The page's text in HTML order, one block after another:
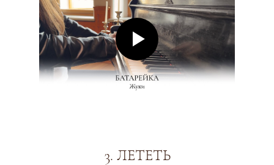
3. ЛЕТЕТЬ